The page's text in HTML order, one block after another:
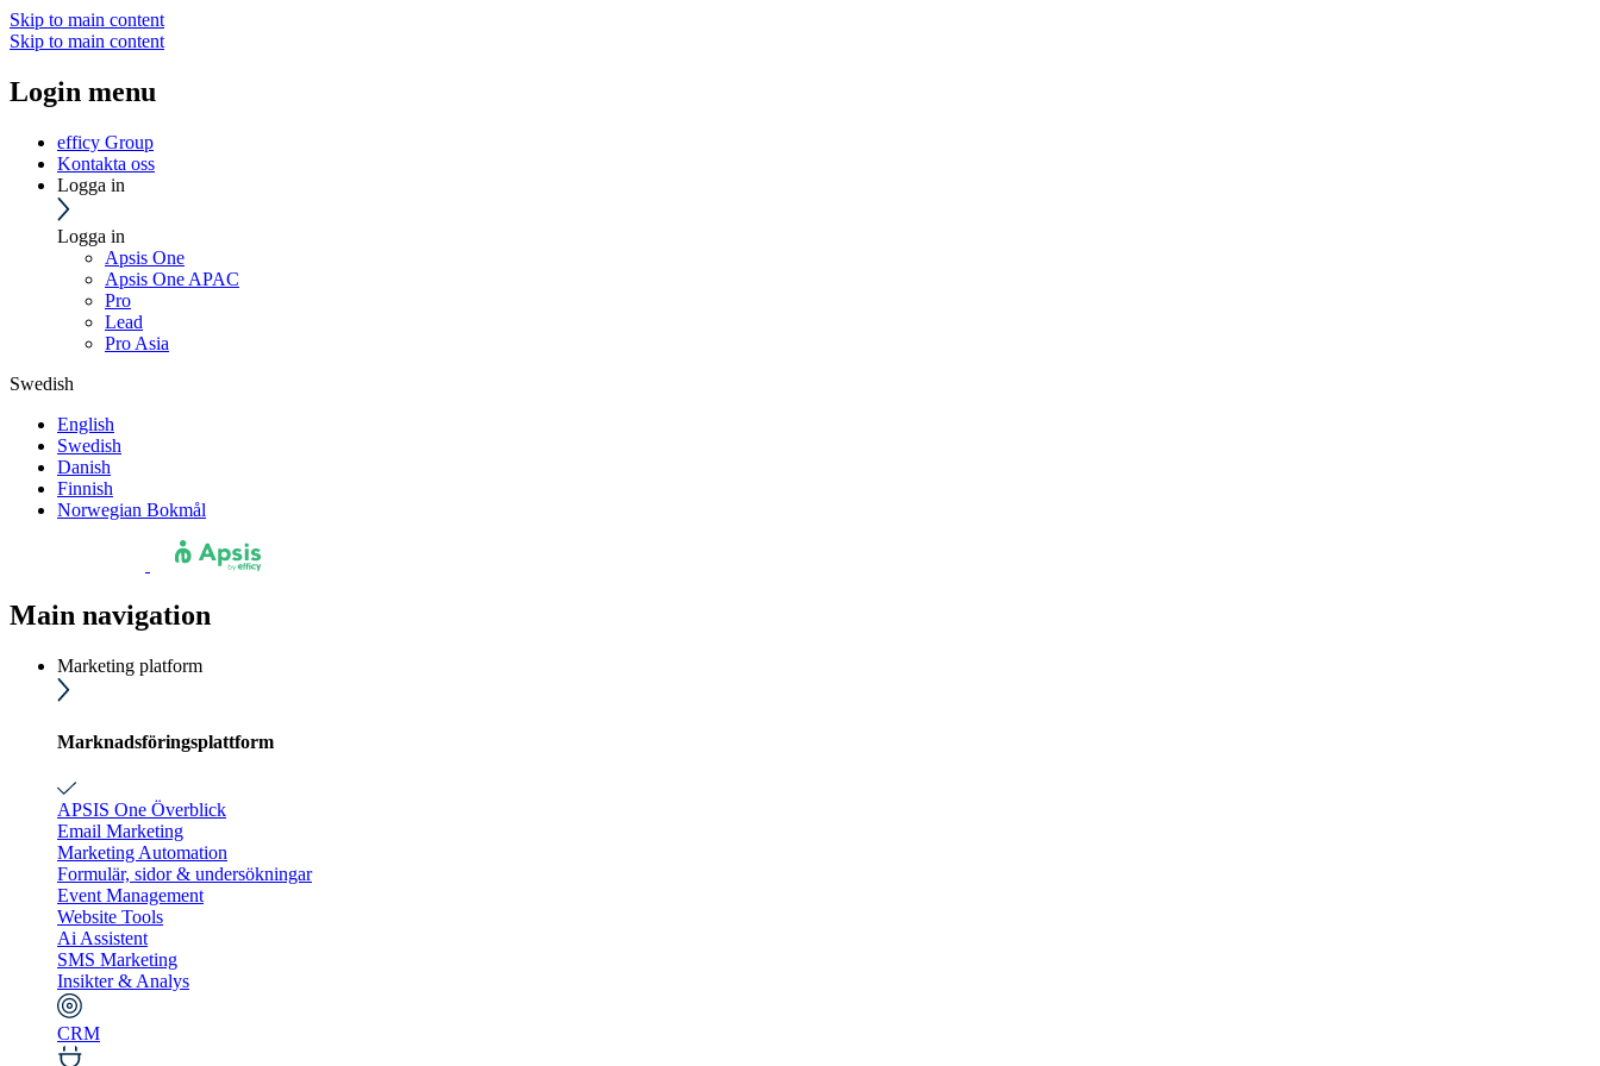
Skip to main content
Skip to main content
Login menu
efficy Group
Kontakta oss
Logga in
Logga in
Apsis One
Apsis One APAC
Pro
Lead
Pro Asia
Swedish
English
Swedish
Danish
Finnish
Norwegian Bokmål
Main navigation
Marketing platform
Marknadsföringsplattform
APSIS One Överblick
Email Marketing
Marketing Automation
Formulär, sidor & undersökningar
Event Management
Website Tools
Ai Assistent
SMS Marketing
Insikter & Analys
CRM